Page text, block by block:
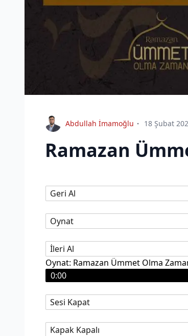
Abdullah İmamoğlu 18 Şubat
Ramazan
Geri Al
Oynat
İleri Al
Oynat: Ramazan Ümmet Olma
0:00
Sesi Kapat
Kapak Kapalı